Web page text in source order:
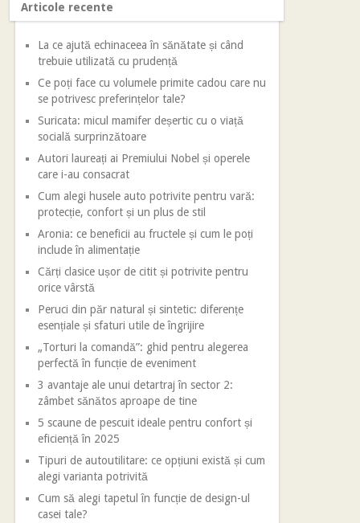
Articole recente
La ce ajută echinaceea în sănătate și când
trebuie utilizată cu prudență
Ce poți face cu volumele primite cadou care nu
se potrivesc preferințelor tale?
Suricata: micul mamifer deșertic cu o viață
socială surprinzătoare
Autori laureați ai Premiului Nobel și operele
care i-au consacrat
Cum alegi husele auto potrivite pentru vară:
protecție, confort și un plus de stil
Aronia: ce beneficii au fructele și cum le poți
include în alimentație
Cărți clasice ușor de citit și potrivite pentru
orice vârstă
Peruci din păr natural și sintetic: diferențe
esențiale și sfaturi utile de îngrijire
„Torturi la comandă”: ghid pentru alegerea
perfectă în funcție de eveniment
3 avantaje ale unui detartraj în sector 2:
zâmbet sănătos aproape de tine
5 scaune de pescuit ideale pentru confort și
eficiență în 2025
Tipuri de autoutilitare: ce opțiuni există și cum
alegi varianta potrivită
Cum să alegi tapetul în funcție de design-ul
casei tale?